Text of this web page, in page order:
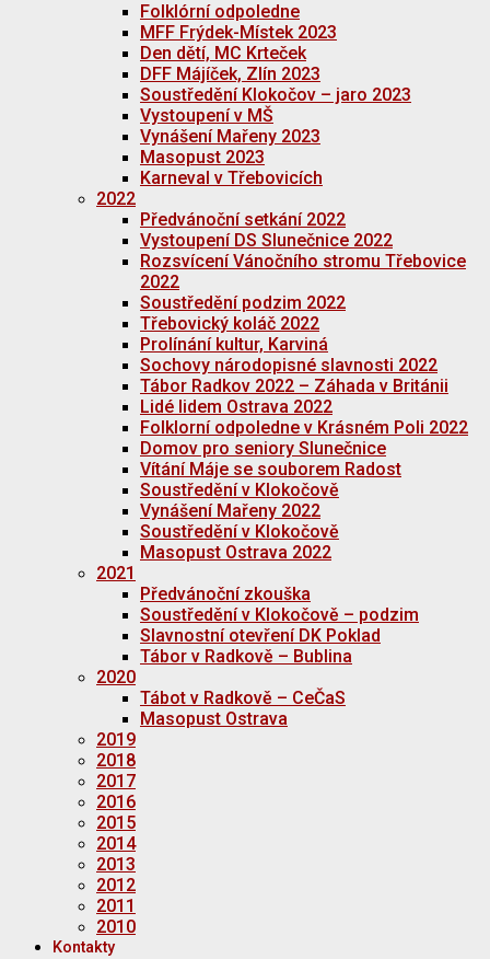
Folklórní odpoledne
MFF Frýdek-Místek 2023
Den dětí, MC Krteček
DFF Májíček, Zlín 2023
Soustředění Klokočov – jaro 2023
Vystoupení v MŠ
Vynášení Mařeny 2023
Masopust 2023
Karneval v Třebovicích
2022
Předvánoční setkání 2022
Vystoupení DS Slunečnice 2022
Rozsvícení Vánočního stromu Třebovice
2022
Soustředění podzim 2022
Třebovický koláč 2022
Prolínání kultur, Karviná
Sochovy národopisné slavnosti 2022
Tábor Radkov 2022 – Záhada v Británii
Lidé lidem Ostrava 2022
Folklorní odpoledne v Krásném Poli 2022
Domov pro seniory Slunečnice
Vítání Máje se souborem Radost
Soustředění v Klokočově
Vynášení Mařeny 2022
Soustředění v Klokočově
Masopust Ostrava 2022
2021
Předvánoční zkouška
Soustředění v Klokočově – podzim
Slavnostní otevření DK Poklad
Tábor v Radkově – Bublina
2020
Tábot v Radkově – CeČaS
Masopust Ostrava
2019
2018
2017
2016
2015
2014
2013
2012
2011
2010
Kontakty